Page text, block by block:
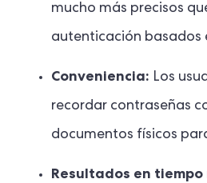
mucho más precisos
autenticación basados
Conveniencia: Los
recordar contraseñas
documentos físicos
Resultados en tiempo